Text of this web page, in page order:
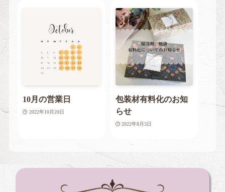
10月の営業日
2022年10月20日
包装材有料化のお知
らせ
2022年8月3日